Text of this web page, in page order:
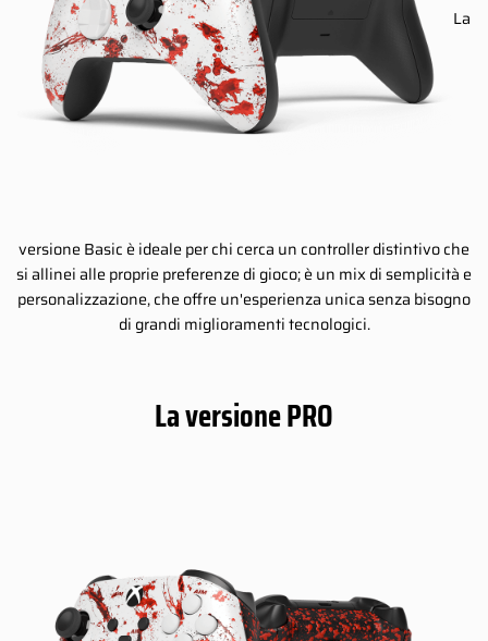
La
versione Basic è ideale per chi cerca un controller distintivo che
si allinei alle proprie preferenze di gioco; è un mix di semplicità e
personalizzazione, che offre un'esperienza unica senza bisogno
di grandi miglioramenti tecnologici.
La versione PRO